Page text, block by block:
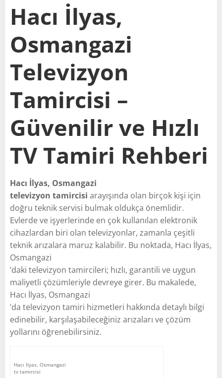
Hacı İlyas,
Osmangazi
Televizyon
Tamircisi –
Güvenilir ve Hızlı
TV Tamiri Rehberi
Hacı İlyas, Osmangazi
televizyon tamircisi arayışında olan birçok kişi için
doğru teknik servisi bulmak oldukça önemlidir.
Evlerde ve işyerlerinde en çok kullanılan elektronik
cihazlardan biri olan televizyonlar, zamanla çeşitli
teknik arızalara maruz kalabilir. Bu noktada, Hacı İlyas,
Osmangazi
’daki televizyon tamircileri; hızlı, garantili ve uygun
maliyetli çözümleriyle devreye girer. Bu makalede,
Hacı İlyas, Osmangazi
’da televizyon tamiri hizmetleri hakkında detaylı bilgi
edinebilir, karşılaşabileceğiniz arızaları ve çözüm
yollarını öğrenebilirsiniz.
Hacı İlyas, Osmangazi
tv tamircisi